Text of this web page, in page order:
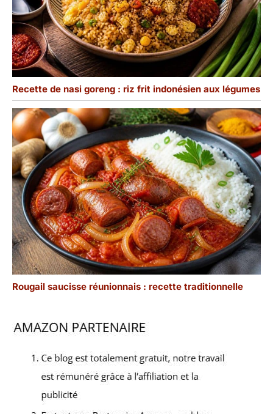
Recette de nasi goreng : riz frit indonésien aux légumes
Rougail saucisse réunionnais : recette traditionnelle